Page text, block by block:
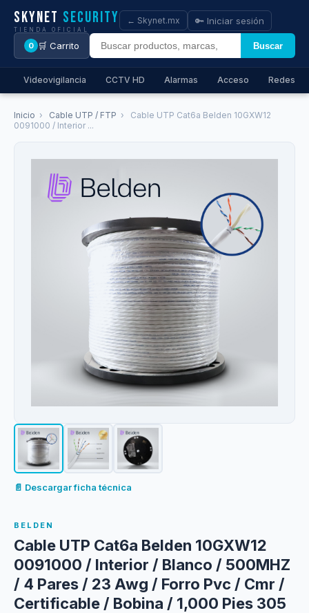
Skynet Security
TIENDA OFICIAL
Buscar
← Skynet.mx 🔑 Iniciar sesión
0 🛒 Carrito
Videovigilancia CCTV HD Alarmas Acceso Redes
Inicio › Cable UTP / FTP ›
Cable UTP Cat6a Belden 10GXW12
0091000 / Interior ...
📄 Descargar ficha técnica
BELDEN
Cable UTP Cat6a Belden 10GXW12
0091000 / Interior / Blanco / 500MHZ
/ 4 Pares / 23 Awg / Forro Pvc / Cmr /
Certificable / Bobina / 1,000 Pies 305